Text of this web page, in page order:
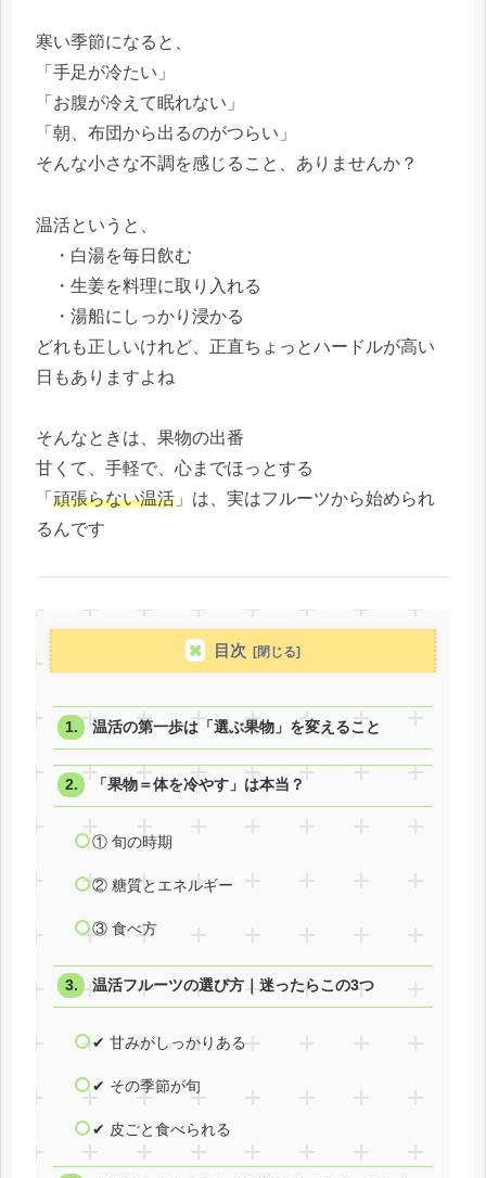
寒い季節になると、
「手足が冷たい」
「お腹が冷えて眠れない」
「朝、布団から出るのがつらい」
そんな小さな不調を感じること、ありませんか？
温活というと、
・白湯を毎日飲む
・生姜を料理に取り入れる
・湯船にしっかり浸かる
どれも正しいけれど、正直ちょっとハードルが高い
日もありますよね
そんなときは、果物の出番
甘くて、手軽で、心までほっとする
「 頑張らない温活 」は、実はフルーツから始められ
るんです
目次
温活の第一歩は「選ぶ果物」を変えること
「果物＝体を冷やす」は本当？
① 旬の時期
② 糖質とエネルギー
③ 食べ方
温活フルーツの選び方｜迷ったらこの3つ
✔ 甘みがしっかりある
✔ その季節が旬
✔ 皮ごと食べられる